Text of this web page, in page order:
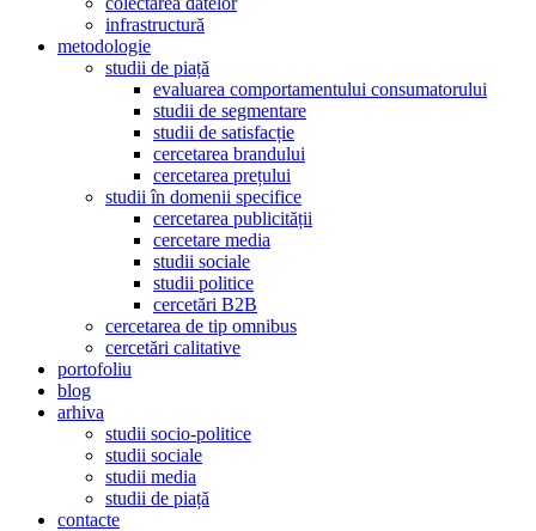
infrastructură
metodologie
studii de piață
evaluarea comportamentului consumatorului
studii de segmentare
studii de satisfacție
cercetarea brandului
cercetarea prețului
studii în domenii specifice
cercetarea publicității
cercetare media
studii sociale
studii politice
cercetări B2B
cercetarea de tip omnibus
cercetări calitative
portofoliu
blog
arhiva
studii socio-politice
studii sociale
studii media
studii de piață
contacte